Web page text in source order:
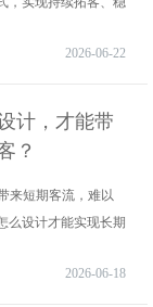
2026-06-22
计，才能带
？
来短期客流，难以
么设计才能实现长期
2026-06-18